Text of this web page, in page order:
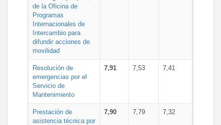
de la Oficina de
Programas
Internacionales de
Intercambio para
difundir acciones de
movilidad
Resolución de
emergencias por el
Servicio de
Mantenimiento
7,91 7,53 7,41
Prestación de
asistencia técnica por
7,90 7,79 7,32